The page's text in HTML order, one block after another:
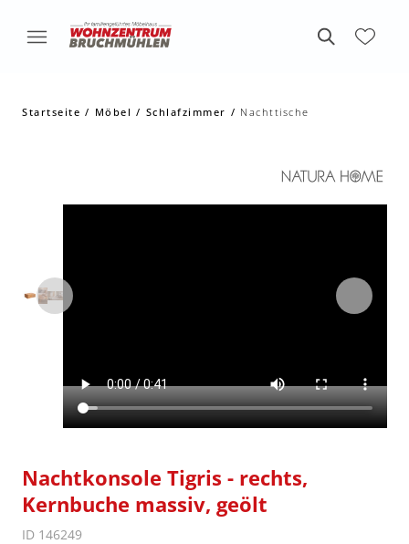
Startseite Möbel Schlafzimmer Nachttische
Nachtkonsole Tigris - rechts,
Kernbuche massiv, geölt
ID 146249